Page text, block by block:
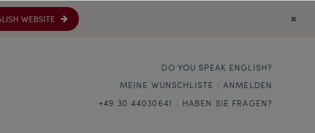
WEBSITE
DO YOU SPEAK ENGLISH?
MEINE WUNSCHLISTE
ANMELDEN
+49 30 44030641
HABEN SIE FRAGEN?